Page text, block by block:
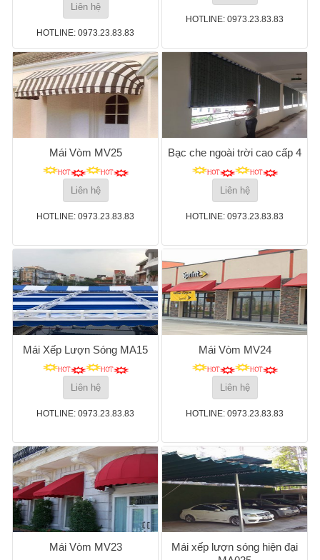
Liên hệ
HOTLINE: 0973.23.83.83
HOTLINE: 0973.23.83.83
Mái Vòm MV25
Liên hệ
HOTLINE: 0973.23.83.83
Bạc che ngoài trời cao cấp 4
Liên hệ
HOTLINE: 0973.23.83.83
Mái Xếp Lượn Sóng MA15
Liên hệ
HOTLINE: 0973.23.83.83
Mái Vòm MV24
Liên hệ
HOTLINE: 0973.23.83.83
Mái Vòm MV23
Mái xếp lượn sóng hiện đại